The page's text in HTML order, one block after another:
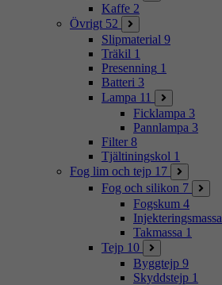
Kaffe 2
Övrigt 52
Slipmaterial 9
Träkil 1
Presenning 1
Batteri 3
Lampa 11
Ficklampa 3
Pannlampa 3
Filter 8
Tjältiningskol 1
Fog lim och tejp 17
Fog och silikon 7
Fogskum 4
Injekteringsmassa
Takmassa 1
Tejp 10
Byggtejp 9
Skyddstejp 1